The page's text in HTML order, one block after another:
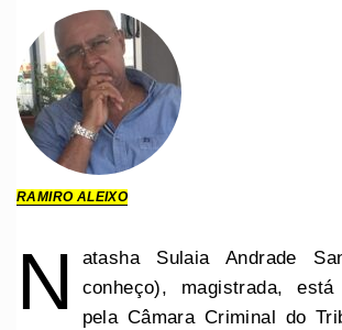
RAMIRO ALEIXO
N
atasha Sulaia Andrade
conheço), magistrada,
pela Câmara Criminal do